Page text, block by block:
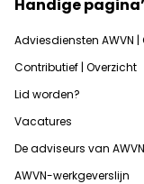
Handige
Adviesdiensten AWVN |
Contributief | Overzicht
Lid worden?
Vacatures
De adviseurs van AWVN
AWVN-werkgeverslijn